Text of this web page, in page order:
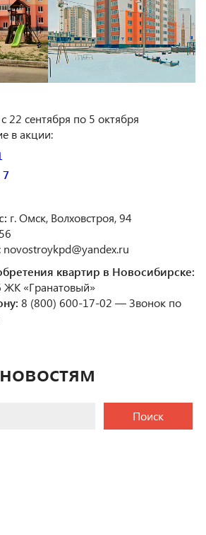
22 сентября по 5 октября
в акции:
7
г. Омск, Волховстроя, 94
novostroykpd@yandex.ru
квартир в Новосибирске:
ЖК «Гранатовый»
8 (800) 600-17-02 — Звонок по
Поиск